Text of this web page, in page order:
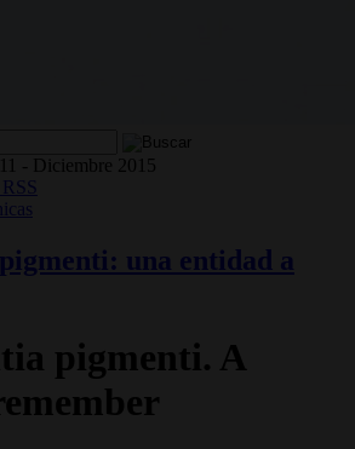
- Diciembre 2015
una entidad a
pigmenti. A